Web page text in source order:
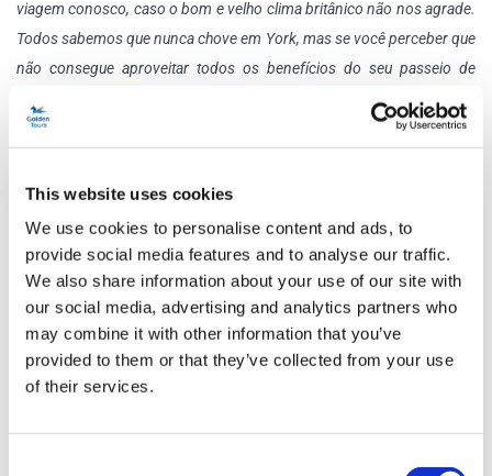
This website uses cookies
We use cookies to personalise content and ads, to
provide social media features and to analyse our traffic.
We also share information about your use of our site with
our social media, advertising and analytics partners who
may combine it with other information that you’ve
provided to them or that they’ve collected from your use
of their services.
viagem conosco, caso o bom e velho clima britânico não nos agrade.
Todos sabemos que nunca chove em York, mas se você perceber que
não consegue aproveitar todos os benefícios do seu passeio de
ônibus aberto devido à chuva, você pode alterar a data de início do
seu bilhete. Essa alteração precisa ocorrer antes das 12h do primeiro
ônibus hop-on hop-off.
Cliqueaquipara ver o mapa da rota
Cruzeiro pelo Rio York City
Faça um cruzeiro pelo Rio Ouse para um passeio divertido e
informativo pela cidade. Veja todos os pontos turísticos famosos
de uma perspectiva única com comentários ao vivo de guias